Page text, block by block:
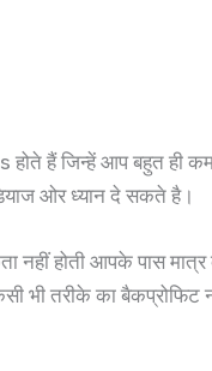
होते हैं जिन्हें आप बहुत
ओर ध्यान दे सकते है।
होती आपके पास मात्र
भी तरीके का बैकप्रोफिट